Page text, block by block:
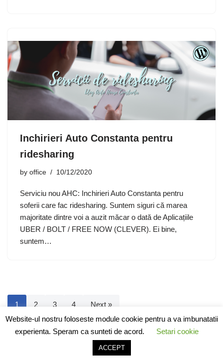
Inchirieri Auto Constanta pentru
ridesharing
by office 10/12/2020
Serviciu nou AHC: Inchirieri Auto Constanta pentru
soferii care fac ridesharing. Suntem siguri că marea
majoritate dintre voi a auzit măcar o dată de Aplicațiile
UBER / BOLT / FREE NOW (CLEVER). Ei bine,
suntem…
1 2 3 4 Next »
| Powered byWordPress
Website-ul nostru foloseste module cookie pentru a va imbunatatii
experienta. Speram ca sunteti de acord.
Setari cookie
ACCEPT